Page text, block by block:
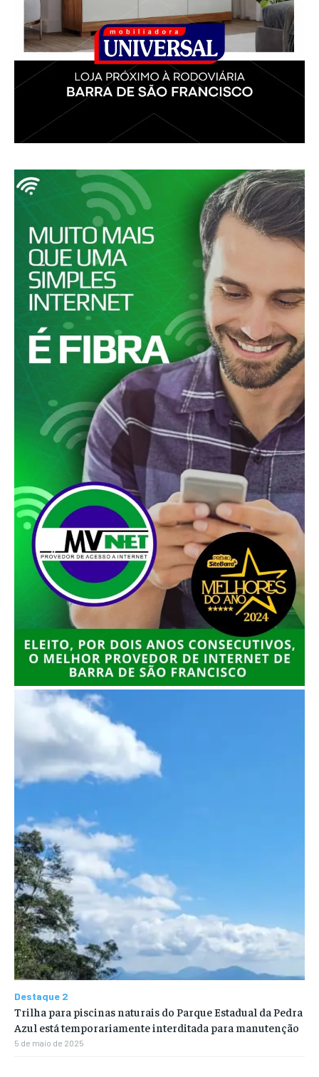
Destaque 2
Trilha para piscinas naturais do Parque Estadual da Pedra
Azul está temporariamente interditada para manutenção
5 de maio de 2025